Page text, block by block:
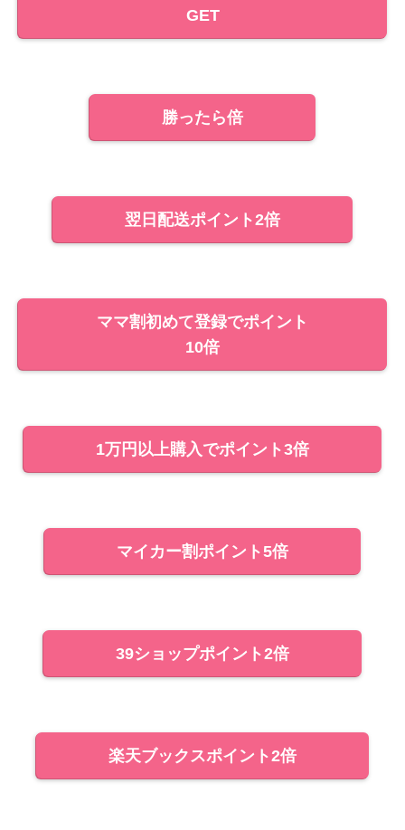
GET
勝ったら倍
翌日配送ポイント2倍
ママ割初めて登録でポイント
10倍
1万円以上購入でポイント3倍
マイカー割ポイント5倍
39ショップポイント2倍
楽天ブックスポイント2倍